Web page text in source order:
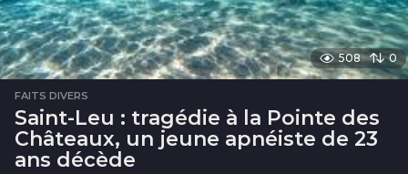
508 0
FAITS DIVERS
Saint-Leu : tragédie à la Pointe des
Châteaux, un jeune apnéiste de 23
ans décède